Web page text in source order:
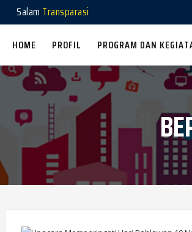
Salam Transparasi
HOME PROFIL PROGRAM DAN